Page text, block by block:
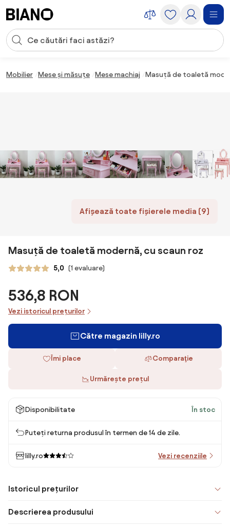
Introducerea căutării
Mobilier Mese și măsuțe Mese machiaj Masuță de toaletă
Afișează toate fișierele media (9)
Masuță de toaletă modernă, cu scaun roz
5,0 (1 evaluare)
536,8 RON
Vezi istoricul prețurilor
Către magazin lilly.ro
Îmi place Comparaţie
Urmărește prețul
Disponibilitate În stoc
Puteți returna produsul în termen de 14 de zile.
lilly.ro Vezi recenziile
Istoricul prețurilor
Descrierea produsului